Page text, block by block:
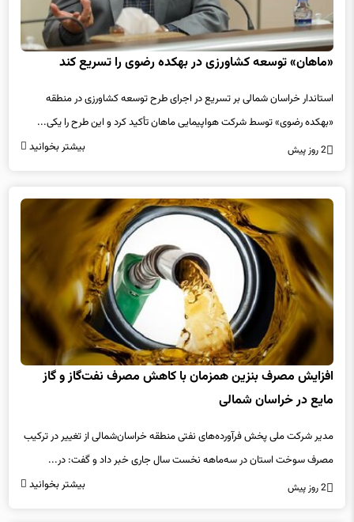
«ماهان» توسعه کشاورزی در بهکده رضوی را تسریع کند
استاندار خراسان شمالی بر تسریع در اجرای طرح توسعه کشاورزی در منطقه
«بهکده رضوی» توسط شرکت هواپیمایی ماهان تأکید کرد و این طرح را یکی...
2 روز پیش بیشتر بخوانید
افزایش مصرف بنزین همزمان با کاهش مصرف نفت‌گاز و گاز
مایع در خراسان شمالی
مدیر شرکت ملی پخش فرآورده‌های نفتی منطقه خراسان‌شمالی از تغییر در ترکیب
مصرف سوخت استان در سه‌ماهه نخست سال جاری خبر داد و گفت: در...
2 روز پیش بیشتر بخوانید